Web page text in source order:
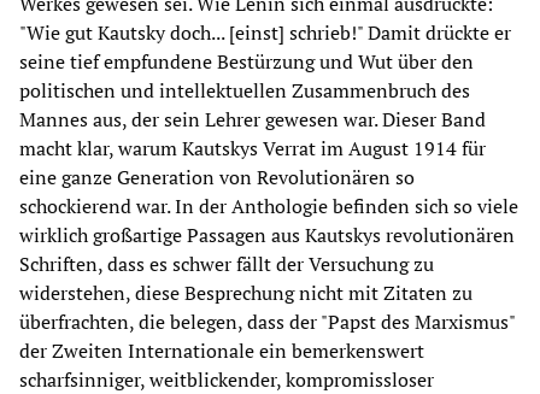
"Wie gut Kautsky doch... [einst] schrieb!" Damit drückte er
seine tief empfundene Bestürzung und Wut über den
politischen und intellektuellen Zusammenbruch des
Mannes aus, der sein Lehrer gewesen war. Dieser Band
macht klar, warum Kautskys Verrat im August 1914 für
eine ganze Generation von Revolutionären so
schockierend war. In der Anthologie befinden sich so viele
wirklich großartige Passagen aus Kautskys revolutionären
Schriften, dass es schwer fällt der Versuchung zu
widerstehen, diese Besprechung nicht mit Zitaten zu
überfrachten, die belegen, dass der "Papst des Marxismus"
der Zweiten Internationale ein bemerkenswert
scharfsinniger, weitblickender, kompromissloser